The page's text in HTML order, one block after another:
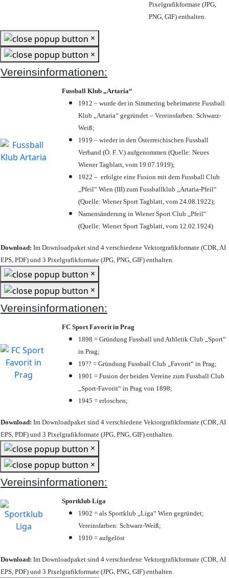
Pixelgrafikformate (JPG,
PNG, GIF) enthalten.
×
×
Vereinsinformationen:
Fussball Klub „Artaria“
1912 – wurde der in Simmering beheimatete Fussball
Klub „Artaria“ gegründet – Vereinsfarben: Schwarz-
Weiß;
1919 – wieder in den Österreichischen Fussball
Verband (Ö. F. V.) aufgenommen (Quelle: Neues
Wiener Tagblatt, vom 19.07.1919);
1922 – erfolgte eine Fusion mit dem Fussball Club
„Pfeil“ Wien (III) zum Fussballklub „Artaria-Pfeil“
(Quelle: Wiener Sport Tagblatt, vom 24.08.1922);
Namensänderung in Wiener Sport Club „Pfeil“
(Quelle: Wiener Sport Tagblatt, vom 12.02.1924)
Download: Im Downloadpaket sind 4 verschiedene Vektorgrafikformate (CDR, AI
EPS, PDF) und 3 Pixelgrafikformate (JPG, PNG, GIF) enthalten.
×
×
Vereinsinformationen:
FC Sport Favorit in Prag
1898 = Gründung Fussball und Athletik Club „Sport“
in Prag;
19?? = Gründung Fussball Club „Favorit“ in Prag;
1901 = Fusion der beiden Vereine zum Fussball Club
„Sport-Favorit“ in Prag von 1898;
1945 = erloschen;
Download: Im Downloadpaket sind 4 verschiedene Vektorgrafikformate (CDR, AI
EPS, PDF) und 3 Pixelgrafikformate (JPG, PNG, GIF) enthalten.
×
×
Vereinsinformationen:
Sportklub Liga
1902 = als Sportklub „Liga“ Wien gegründet;
Vereinsfarben: Schwarz-Weiß;
1910 = aufgelöst
Download: Im Downloadpaket sind 4 verschiedene Vektorgrafikformate (CDR, AI
EPS, PDF) und 3 Pixelgrafikformate (JPG, PNG, GIF) enthalten.